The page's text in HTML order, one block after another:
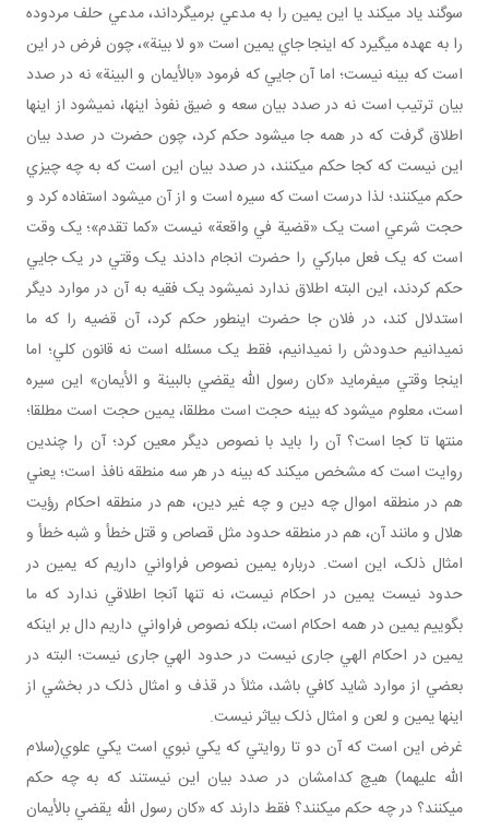
سوگند ياد مي کند يا اين يمين را به مدعي برمي گرداند، مدعي حلف مردوده
را به عهده مي گيرد که اينجا جاي يمين است «و لا بينة»، چون فرض در اين
است که بينه نيست؛ اما آن جايي که فرمود «بالأيمان و البينة» نه در صدد
بيان ترتيب است نه در صدد بيان سعه و ضيق نفوذ اينها، نمي شود از اينها
اطلاق گرفت که در همه جا مي شود حکم کرد، چون حضرت در صدد بيان
اين نيست که کجا حکم مي کنند، در صدد بيان اين است که به چه چيزي
حکم مي کنند؛ لذا درست است که سيره است و از آن مي شود استفاده کرد و
حجت شرعي است يک «قضية في واقعة» نيست «کما تقدم»؛ يک وقت
است که يک فعل مبارکي را حضرت انجام دادند يک وقتي در يک جايي
حکم کردند، اين البته اطلاق ندارد نمي شود يک فقيه به آن در موارد ديگر
استدلال کند، در فلان جا حضرت اين طور حکم کرد، آن قضيه را که ما
نمي دانيم حدودش را نمي دانيم، فقط يک مسئله است نه قانون کلي؛ اما
اينجا وقتي مي فرمايد «کان رسول الله يقضي بالبينة و الأيمان» اين سيره
است، معلوم مي شود که بينه حجت است مطلقا، يمين حجت است مطلقا؛
منتها تا کجا است؟ آن را بايد با نصوص ديگر معين کرد؛ آن را چندين
روايت است که مشخص مي کند که بينه در هر سه منطقه نافذ است؛ يعني
هم در منطقه اموال چه دين و چه غير دين، هم در منطقه احکام رؤيت
هلال و مانند آن، هم در منطقه حدود مثل قصاص و قتل خطأ و شبه خطأ و
امثال ذلک، اين است. درباره يمين نصوص فراواني داريم که يمين در
حدود نيست يمين در احکام نيست، نه تنها آنجا اطلاقي ندارد که ما
بگوييم يمين در همه احکام است، بلکه نصوص فراواني داريم دال بر اينکه
يمين در احکام الهي جاری نيست در حدود الهي جاری نيست؛ البته در
بعضي از موارد شايد کافي باشد، مثلاً در قذف و امثال ذلک در بخشي از
اينها يمين و لعن و امثال ذلک بي اثر نيست.
غرض اين است که آن دو تا روايتي که يکي نبوي است يکي علوي(سلام
الله عليهما) هيچ کدامشان در صدد بيان اين نيستند که به چه حکم
مي کنند؟ در چه حکم مي کنند؟ فقط دارند که «کان رسول الله يقضي بالأيمان